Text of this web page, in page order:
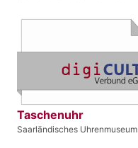
Taschenuhr
Saarländisches Uhrenmuseum